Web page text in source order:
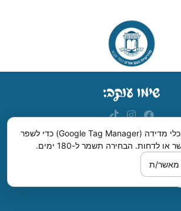
רחבת ישראל סדן, רחוב לילינבלום, כפר סבא.
אנחנו משתמשים בכלי מדידה (Google Tag Manager) כדי לשפר
או לדחות. הבחירה תשמר ל-180 ימים.
מאשר/ת